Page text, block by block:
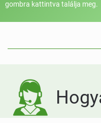
gombra kattintva találja meg.